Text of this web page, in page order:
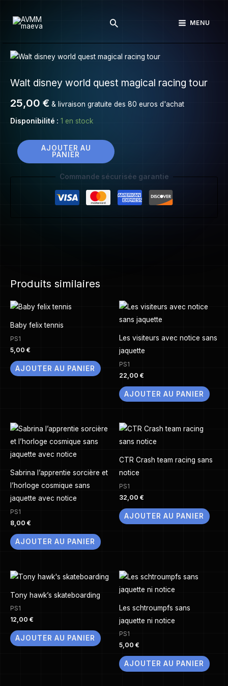
Rechercher MENU
Walt disney world quest magical racing tour
25,00 € & livraison gratuite des 80 euros d'achat
Disponibilité : 1 en stock
quantité
Walt
world
quest
racing
tour
AJOUTER AU
PANIER
Commande sécurisée garantie
Produits similaires
Baby felix tennis
PS1
5,00 €
AJOUTER AU PANIER
Les visiteurs avec notice sans
jaquette
PS1
22,00 €
AJOUTER AU PANIER
Sabrina l’apprentie sorcière et
l’horloge cosmique sans
jaquette avec notice
PS1
8,00 €
AJOUTER AU PANIER
CTR Crash team racing sans
notice
PS1
32,00 €
AJOUTER AU PANIER
Tony hawk’s skateboarding
PS1
12,00 €
AJOUTER AU PANIER
Les schtroumpfs sans
jaquette ni notice
PS1
5,00 €
AJOUTER AU PANIER
world
magical